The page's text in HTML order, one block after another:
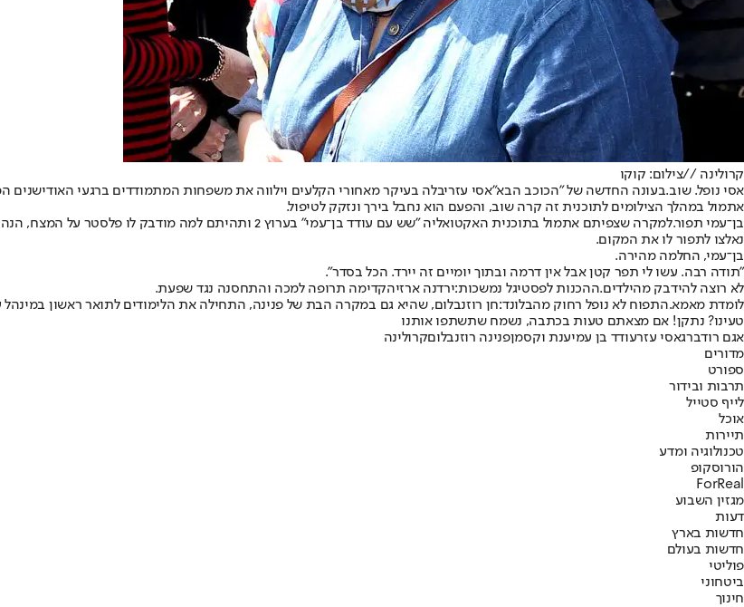
קרולינה //צילום: קוקו
אסי נופל. שוב.בעונה החדשה של "הכוכב הבא"אסי עזריבלה בעיקר מאחורי הקלעים וילווה את משפחות המתמודדים ברגעי
אתמול במהלך הצילומים לתוכנית זה קרה שוב, והפעם הוא נחבל בירך ונזקק לטיפול.
בן־עמי תפור.
למקרה שצפיתם אתמול בתוכנית האקטואליה "שש עם עודד בן־עמי"
נאלצו לתפור לו את המקום.
בן־עמי, החלמה מהירה.
"תודה רבה. עשו לי תפר קטן אבל אין דרמה ובתוך יומיים זה יירד. הכל בסדר".
לא רוצה להידבק מהילדים.ההכנות לפסטיגל נמשכות:ירדנה ארזיהקדימה תרופה למכה והתחסנה נגד שפעת.
לומדת מאמא.התפוח לא נופל רחוק מהבלונד:חן רוזנבלום, שהיא גם במקרה הבת של פנינה, התחילה את הלימודים לתואר ראשון במינהל
טעינו? נתקן! אם מצאתם טעות בכתבה, נשמח שתשתפו אותנו
אגם רודברגאסי עזרעודד בן עמיענת וקסמןפנינה רוזנבלוםקרולינה
מדורים
ספורט
תרבות ובידור
לייף סטייל
אוכל
תיירות
טכנולוגיה ומדע
הורוסקופ
ForReal
מגזין השבוע
דעות
חדשות בארץ
חדשות בעולם
פוליטי
ביטחוני
חינוך